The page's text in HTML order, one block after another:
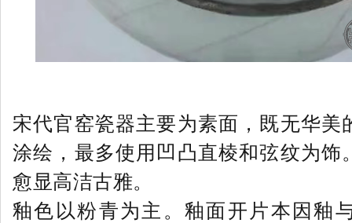
宋代官窑瓷器主要为素面，既无华美
涂绘，最多使用凹凸直棱和弦纹为饰
愈显高洁古雅。
釉色以粉青为主。釉面开片本因釉